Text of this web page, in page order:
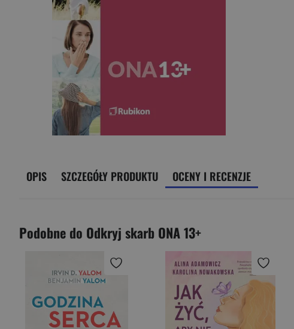
OPIS SZCZEGÓŁY PRODUKTU OCENY I RECENZJE
Podobne do Odkryj skarb ONA 13+